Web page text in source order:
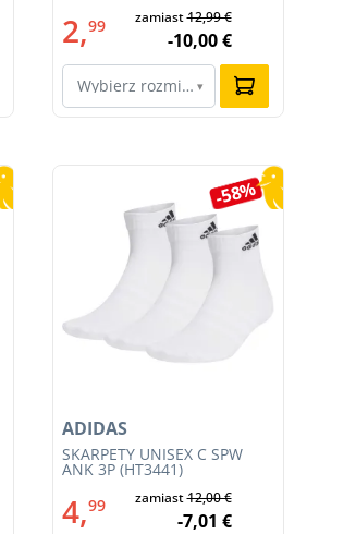
2,99 zamiast12,99 €
-10,00 €
Wybierz rozmiar…
▾
-58%
SKARPETY UNISEX C SPW
ANK 3P (HT3441)
ADIDAS
4,99 zamiast12,00 €
-7,01 €